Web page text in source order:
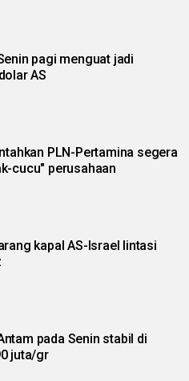
pagi menguat jadi
AS
PLN-Pertamina segera
cucu" perusahaan
kapal AS-Israel lintasi
pada Senin stabil di
juta/gr